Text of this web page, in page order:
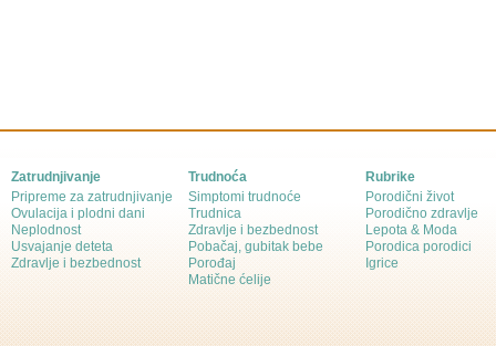
Zatrudnjivanje
Pripreme za zatrudnjivanje
Ovulacija i plodni dani
Neplodnost
Usvajanje deteta
Zdravlje i bezbednost
Trudnoća
Simptomi trudnoće
Trudnica
Zdravlje i bezbednost
Pobačaj, gubitak bebe
Porođaj
Matične ćelije
Rubrike
Porodični život
Porodično zdravlje
Lepota & Moda
Porodica porodici
Igrice